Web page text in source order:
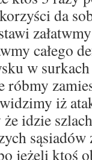
da
całego
w
róbmy
iż
idzie
sąsiadów
jeżeli ktoś